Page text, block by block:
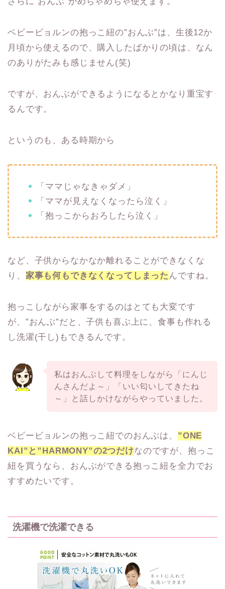
ベビービョルンの抱っこ紐の”おんぶ”は、生後12か
月頃から使えるので、購入したばかりの頃は、なん
のありがたみも感じません(笑)
ですが、おんぶができるようになるとかなり重宝す
るんです。
というのも、ある時期から
「ママじゃなきゃダメ」
「ママが見えなくなったら泣く」
「抱っこからおろしたら泣く」
など、子供からなかなか離れることができなくな
り、 家事も何もできなくなってしまっ た んですね。
抱っこしながら家事をするのはとても大変です
が、”おんぶ”だと、子供も喜ぶ上に、食事も作れる
し洗濯(干し)もできるんです。
私はおんぶして料理をしながら「にんじ
んさんだよ～」「いい匂いしてきたね
～」と話しかけながらやっていました。
ベビービョルンの抱っこ紐でのおんぶは、 ”ONE
KAI”と”HARMONY”の2つだけなのですが、抱っこ
紐を買うなら、おんぶができる抱っこ紐を全力でお
すすめたいです。
洗濯機で洗濯できる